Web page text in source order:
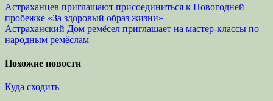
Навигация
по
записям
Астраханцев приглашают присоединиться к Новогодней
пробежке «За здоровый образ жизни»
Астраханский Дом ремёсел приглашает на мастер-классы по
народным ремёслам
Похожие новости
Куда сходить